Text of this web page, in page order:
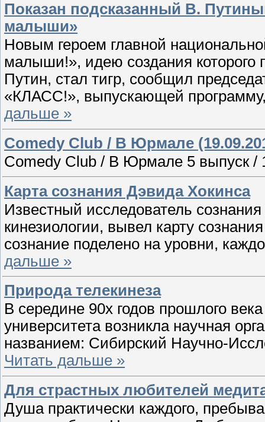
Показан подсказанный В.
малыши»
Новым героем главной
малыши!», идею создания которого
Путин, стал тигр, сообщил
«КЛАСС!», выпускающей
дальше »
Comedy Club / В Юрмале
Comedy Club / В Юрмале 5 выпуск /
Карта сознания Дэвида Хокинса
Известный исследователь
кинезиологии, вывел карту
сознание поделено на уровни,
дальше »
Природа телекинеза
В середине 90х годов прошлого
университета возникла научная
названием: Сибирский Научно-
Читать дальше »
Для страстных любителей
Душа практически каждого,